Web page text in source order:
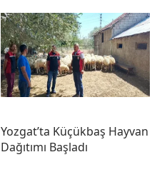
Yozgat’ta Küçükbaş Hayvan
Dağıtımı Başladı